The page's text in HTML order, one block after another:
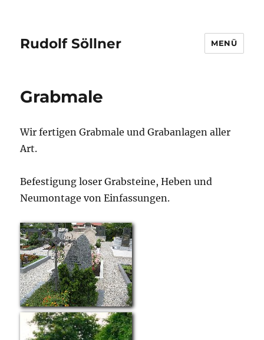
Rudolf Söllner MENÜ
Grabmale
Wir fertigen Grabmale und Grabanlagen aller
Art.
Befestigung loser Grabsteine, Heben und
Neumontage von Einfassungen.